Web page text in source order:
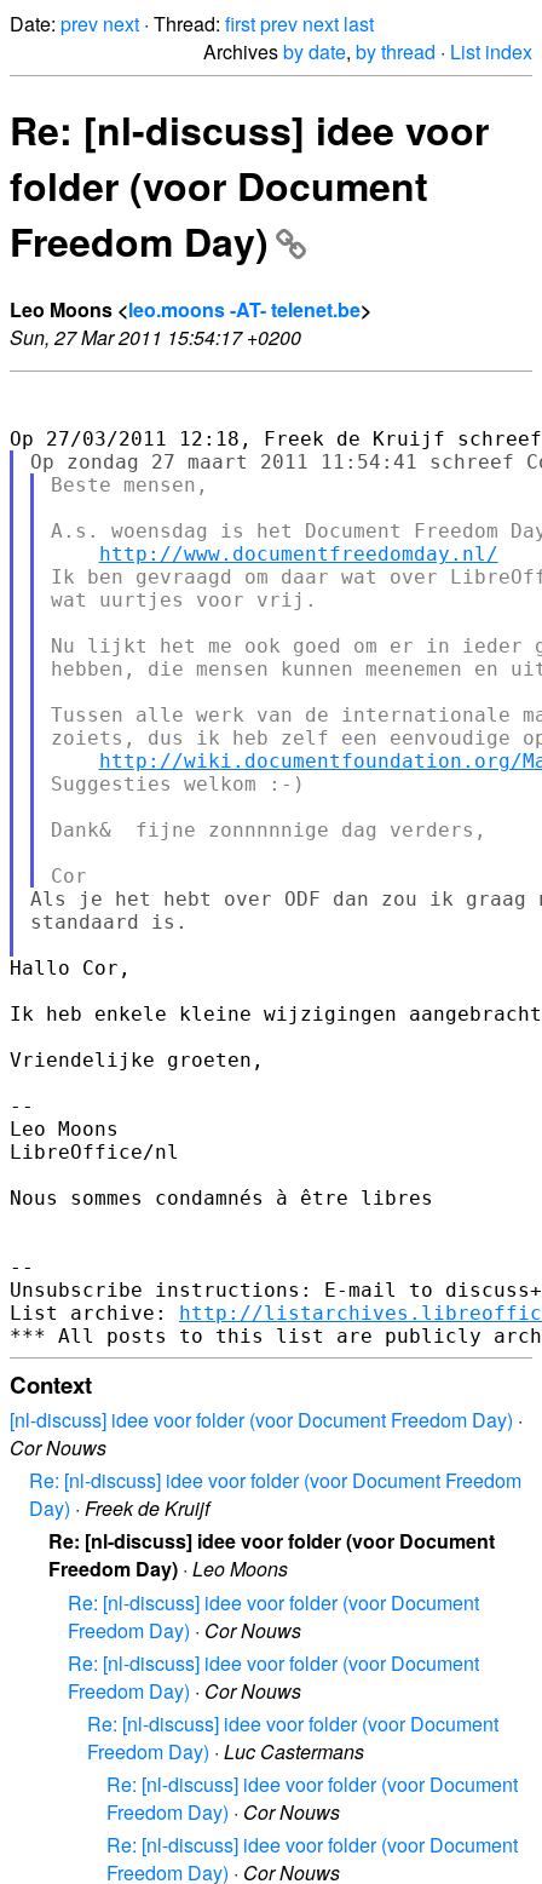
Date: prev next · Thread: firstprev next last
Archivesby date, by thread · List index
Re: [nl-discuss] idee voor
folder (voor Document
Freedom Day)
Leo Moons <leo.moons -AT- telenet.be>
Sun, 27 Mar 2011 15:54:17 +0200
Beste mensen,
A.s. woensdag is het Document Freedom
http://www.documentfreedomday.nl/
Ik ben gevraagd om daar wat over
wat uurtjes voor vrij.
Nu lijkt het me ook goed om er in ieder
hebben, die mensen kunnen meenemen en
Tussen alle werk van de internationale
zoiets, dus ik heb zelf een eenvoudige
http://wiki.documentfoundation.org/
Suggesties welkom :-)
Dank&  fijne zonnnnnige dag verders,
Als je het hebt over ODF dan zou ik graag
standaard is.
Hallo Cor,
Ik heb enkele kleine wijzigingen
Vriendelijke groeten,
--
Leo Moons
LibreOffice/nl
Nous sommes condamnés à être libres
--
Unsubscribe instructions: E-mail to
List archive: http://
Context
[nl-discuss] idee voor folder (voor Document Freedom Day) ·
Cor Nouws
Re: [nl-discuss] idee voor folder (voor Document Freedom
Day) · Freek de Kruijf
Re: [nl-discuss] idee voor folder (voor Document
Freedom Day) · Leo Moons
Re: [nl-discuss] idee voor folder (voor Document
Freedom Day) · Cor Nouws
Re: [nl-discuss] idee voor folder (voor Document
Freedom Day) · Cor Nouws
Re: [nl-discuss] idee voor folder (voor Document
Freedom Day) · Luc Castermans
Re: [nl-discuss] idee voor folder (voor Document
Freedom Day) · Cor Nouws
Re: [nl-discuss] idee voor folder (voor Document
Freedom Day) · Cor Nouws